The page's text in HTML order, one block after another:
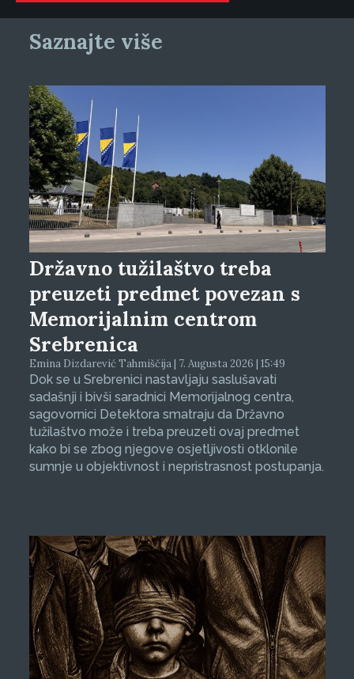
Saznajte više
Državno tužilaštvo treba
preuzeti predmet povezan s
Memorijalnim centrom
Srebrenica
Emina Dizdarević Tahmiščija | 7. Augusta 2026 | 15:49
Dok se u Srebrenici nastavljaju saslušavati
sadašnji i bivši saradnici Memorijalnog centra,
sagovornici Detektora smatraju da Državno
tužilaštvo može i treba preuzeti ovaj predmet
kako bi se zbog njegove osjetljivosti otklonile
sumnje u objektivnost i nepristrasnost postupanja.